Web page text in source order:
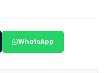
WhatsApp